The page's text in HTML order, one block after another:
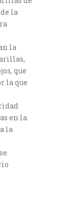
la
la
que
la que
en la
la